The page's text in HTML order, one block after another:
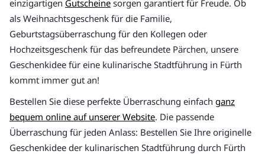
einzigartigen Gutscheine sorgen garantiert für Freude. Ob
als Weihnachtsgeschenk für die Familie,
Geburtstagsüberraschung für den Kollegen oder
Hochzeitsgeschenk für das befreundete Pärchen, unsere
Geschenkidee für eine kulinarische Stadtführung in Fürth
kommt immer gut an!
Bestellen Sie diese perfekte Überraschung einfach ganz
bequem online auf unserer Website. Die passende
Überraschung für jeden Anlass: Bestellen Sie Ihre originelle
Geschenkidee der kulinarischen Stadtführung durch Fürth